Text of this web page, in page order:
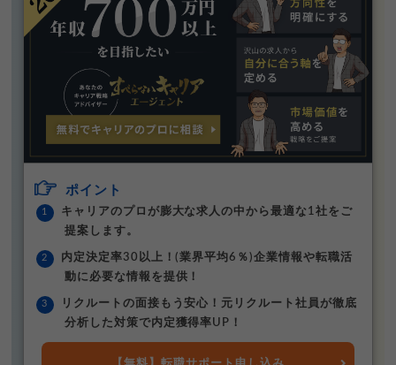
ポイント
キャリアのプロが膨大な求人の中から最適な1社をご
提案します。
内定決定率30以上！(業界平均6％)企業情報や転職活
動に必要な情報を提供！
リクルートの面接もう安心！元リクルート社員が徹底
分析した対策で内定獲得率UP！